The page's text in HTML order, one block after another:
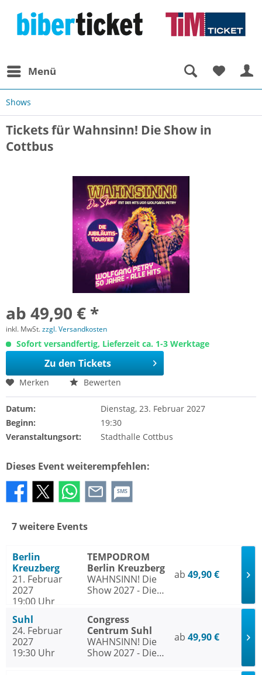
Menü
Shows
Tickets für Wahnsinn! Die Show in
Cottbus
ab 49,90 € *
inkl. MwSt.zzgl. Versandkosten
Sofort versandfertig, Lieferzeit ca. 1-3 Werktage
Zu den Tickets
Merken Bewerten
Datum:
Dienstag, 23. Februar 2027
Beginn:
19:30
Veranstaltungsort:
Stadthalle Cottbus
Dieses Event weiterempfehlen:
SMS
7 weitere Events
Berlin
Kreuzberg
21. Februar
2027
19:00 Uhr
TEMPODROM
Berlin Kreuzberg
WAHNSINN! Die
Show 2027 - Die
Wolfgang Petry
ab 49,90 €
Suhl
24. Februar
2027
19:30 Uhr
Congress
Centrum Suhl
WAHNSINN! Die
Show 2027 - Die
ab 49,90 €